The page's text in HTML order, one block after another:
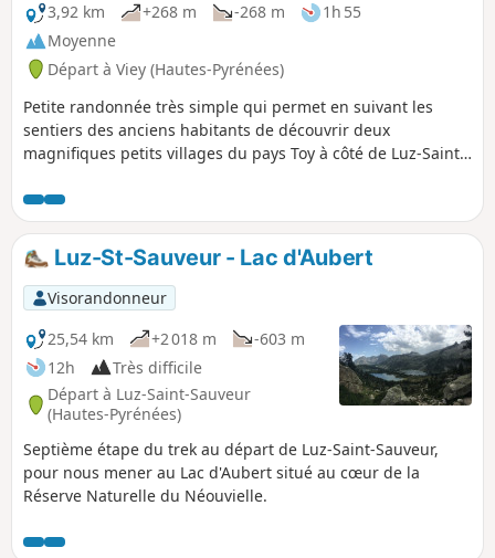
3,92 km
+268 m -268 m
1h 55
Moyenne
Départ à Viey (Hautes-Pyrénées)
Petite randonnée très simple qui permet en suivant les
sentiers des anciens habitants de découvrir deux
magnifiques petits villages du pays Toy à côté de Luz-Saint-
Luz-St-Sauveur - Lac d'Aubert
Visorandonneur
25,54 km
+2 018 m
-603 m
12h
Très difficile
Départ à Luz-Saint-Sauveur
(Hautes-Pyrénées)
Septième étape du trek au départ de Luz-Saint-Sauveur,
pour nous mener au Lac d'Aubert situé au cœur de la
Réserve Naturelle du Néouvielle.